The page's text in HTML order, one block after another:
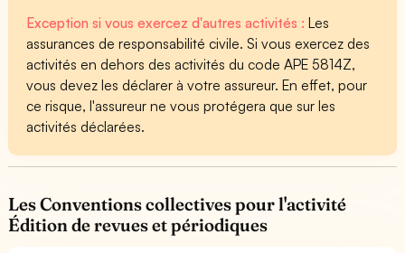
Exception si vous exercez d'autres activités :Les
assurances de responsabilité civile. Si vous exercez des
activités en dehors des activités du code APE 5814Z,
vous devez les déclarer à votre assureur. En effet, pour
ce risque, l'assureur ne vous protégera que sur les
activités déclarées.
Les Conventions collectives pour l'activité
Édition de revues et périodiques